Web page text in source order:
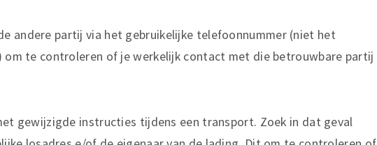
andere partij via het gebruikelijke telefoonnummer (niet het
om te controleren of je werkelijk contact met die betrouwbare partij
gewijzigde instructies tijdens een transport. Zoek in dat geval